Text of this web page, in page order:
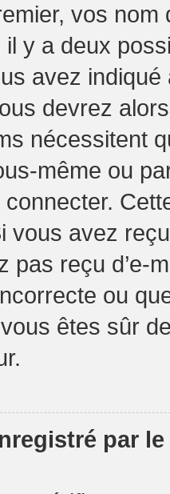
vos nom
y a deux
avez
devrez
nécessitent
même ou
vous avez
pas reçu d’e-
ou
êtes sûr
par